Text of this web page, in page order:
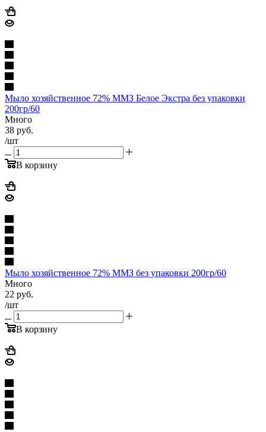
Мыло хозяйственное 72% ММЗ Белое Экстра без упаковки
200гр/60
Много
38 руб.
/шт
В корзину
Мыло хозяйственное 72% ММЗ без упаковки 200гр/60
Много
22 руб.
/шт
В корзину